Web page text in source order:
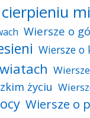
Wiersze o
Wiersze o
życiu
Wiersze o